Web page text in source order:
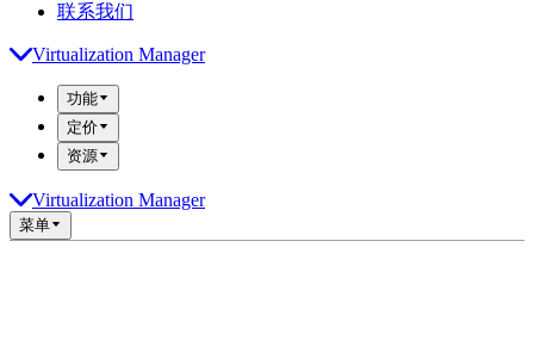
联系我们
Virtualization Manager
功能
定价
资源
Virtualization Manager
菜单